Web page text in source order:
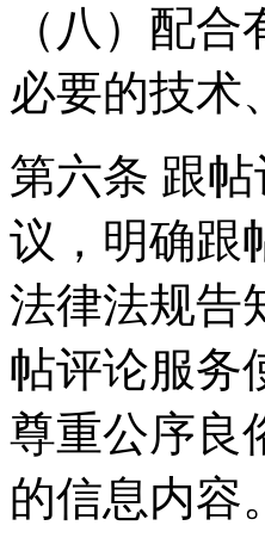
（八）配
必要的技术
第六条 跟
议，明确跟
法律法规告
帖评论服务
尊重公序良
的信息内容。